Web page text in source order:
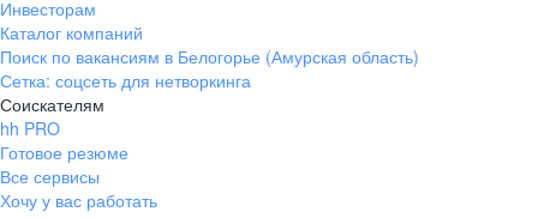
Инвесторам
Каталог компаний
Поиск по вакансиям в Белогорье (Амурская область)
Сетка: соцсеть для нетворкинга
Соискателям
hh PRO
Готовое резюме
Все сервисы
Хочу у вас работать